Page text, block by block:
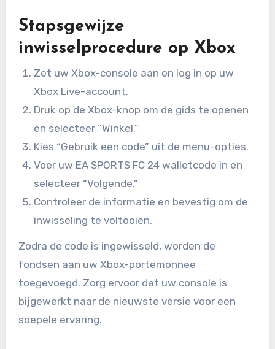
Stapsgewijze
inwisselprocedure op Xbox
Zet uw Xbox-console aan en log in op uw
Xbox Live-account.
Druk op de Xbox-knop om de gids te openen
en selecteer “Winkel.”
Kies “Gebruik een code” uit de menu-opties.
Voer uw EA SPORTS FC 24 walletcode in en
selecteer “Volgende.”
Controleer de informatie en bevestig om de
inwisseling te voltooien.
Zodra de code is ingewisseld, worden de
fondsen aan uw Xbox-portemonnee
toegevoegd. Zorg ervoor dat uw console is
bijgewerkt naar de nieuwste versie voor een
soepele ervaring.